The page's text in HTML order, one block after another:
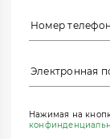
Нажимая на